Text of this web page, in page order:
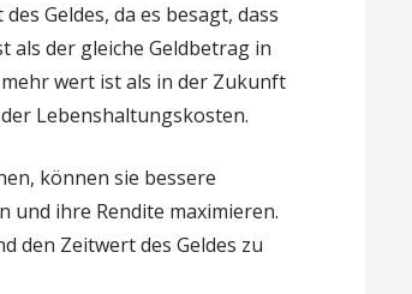
Geldes, da es besagt, dass
als der gleiche Geldbetrag in
wert ist als in der Zukunft
Lebenshaltungskosten.
können sie bessere
ihre Rendite maximieren.
den Zeitwert des Geldes zu